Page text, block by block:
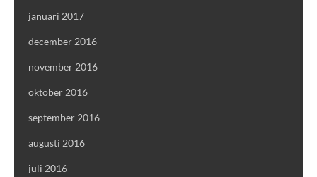
januari 2017
december 2016
november 2016
oktober 2016
september 2016
augusti 2016
juli 2016